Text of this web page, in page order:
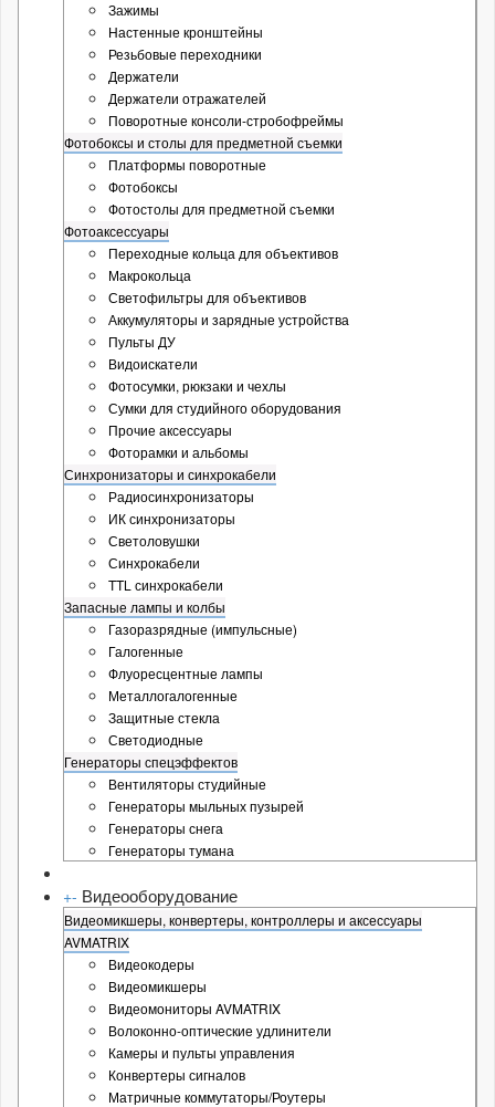
Зажимы
Настенные кронштейны
Резьбовые переходники
Держатели
Держатели отражателей
Поворотные консоли-стробофреймы
Фотобоксы и столы для предметной съемки
Платформы поворотные
Фотобоксы
Фотостолы для предметной съемки
Фотоаксессуары
Переходные кольца для объективов
Макрокольца
Светофильтры для объективов
Аккумуляторы и зарядные устройства
Пульты ДУ
Видоискатели
Фотосумки, рюкзаки и чехлы
Сумки для студийного оборудования
Прочие аксессуары
Фоторамки и альбомы
Синхронизаторы и синхрокабели
Радиосинхронизаторы
ИК синхронизаторы
Светоловушки
Синхрокабели
TTL синхрокабели
Запасные лампы и колбы
Газоразрядные (импульсные)
Галогенные
Флуоресцентные лампы
Металлогалогенные
Защитные стекла
Светодиодные
Генераторы спецэффектов
Вентиляторы студийные
Генераторы мыльных пузырей
Генераторы снега
Генераторы тумана
+- Видеооборудование
Видеомикшеры, конвертеры, контроллеры и аксессуары
AVMATRIX
Видеокодеры
Видеомикшеры
Видеомониторы AVMATRIX
Волоконно-оптические удлинители
Камеры и пульты управления
Конвертеры сигналов
Матричные коммутаторы/Роутеры